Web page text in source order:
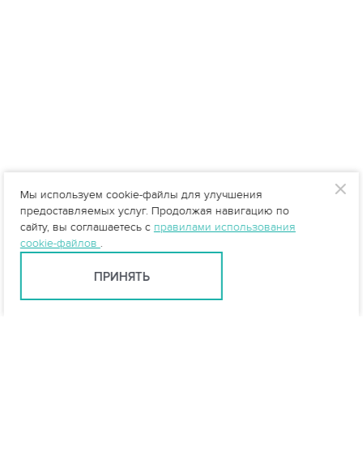
Мы используем cookie-файлы для улучшения
предоставляемых услуг. Продолжая навигацию по
сайту, вы соглашаетесь с правилами использования
cookie-файлов .
ПРИНЯТЬ